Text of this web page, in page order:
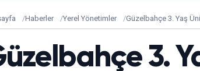
Haberler Yerel Yönetimler Güzelbahçe 3. Yaş
3.